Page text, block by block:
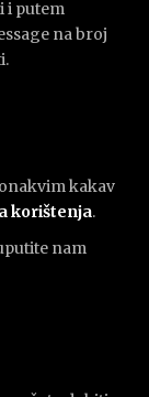
i putem
na broj
kakav
korištenja.
nam